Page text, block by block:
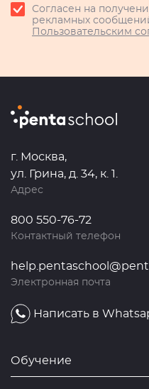
Согласен на
рекламных
Пользовательским
г. Москва,
ул. Грина, д. 34, к. 1.
Адрес
800 550-76-72
Контактный телефон
Электронная почта
Написать в
Обучение